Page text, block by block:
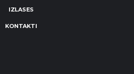
IZLASES
KONTAKTI